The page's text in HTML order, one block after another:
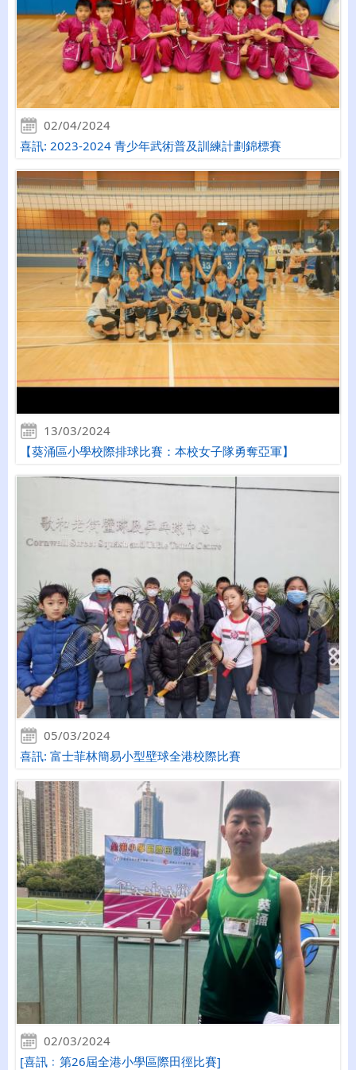
02/04/2024
喜訊: 2023-2024 青少年武術普及訓練計劃錦標賽
13/03/2024
【葵涌區小學校際排球比賽：本校女子隊勇奪亞軍】
05/03/2024
喜訊: 富士菲林簡易小型壁球全港校際比賽
02/03/2024
[喜訊﹕第26屆全港小學區際田徑比賽]